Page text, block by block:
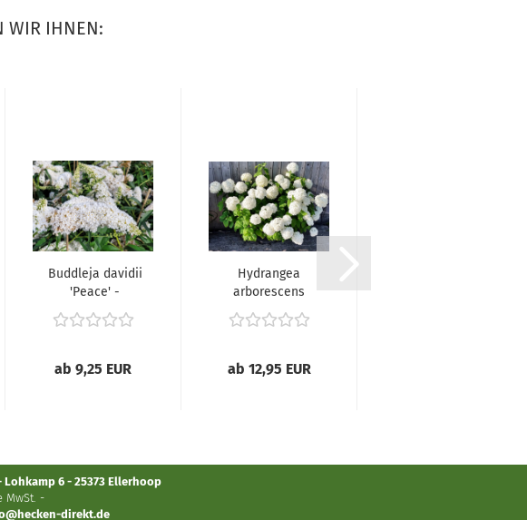
WIR IHNEN:
Buddleja davidii
'Peace' -
(Sommerflieder...
ab 9,25 EUR
Hydrangea
arborescens
'Annabelle' -
(Ballhortensie...
ab 12,95 EUR
6 - 25373 Ellerhoop
MwSt. -
direkt.de